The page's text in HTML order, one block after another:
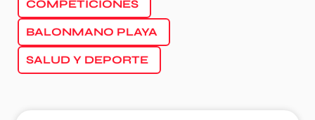
COMPETICIONES
BALONMANO PLAYA
SALUD Y DEPORTE